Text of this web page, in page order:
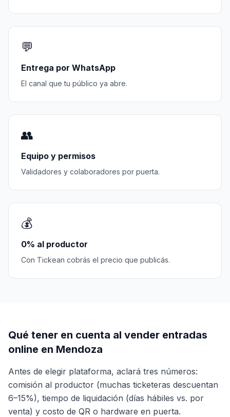
💬
Entrega por WhatsApp
El canal que tu público ya abre.
👥
Equipo y permisos
Validadores y colaboradores por puerta.
💰
0% al productor
Con Tickean cobrás el precio que publicás.
Qué tener en cuenta al vender entradas
online en Mendoza
Antes de elegir plataforma, aclará tres números:
comisión al productor (muchas ticketeras descuentan
6–15%), tiempo de liquidación (días hábiles vs. por
venta) y costo de QR o hardware en puerta.